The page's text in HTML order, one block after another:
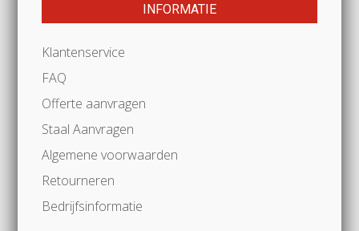
INFORMATIE
Klantenservice
FAQ
Offerte aanvragen
Staal Aanvragen
Algemene voorwaarden
Retourneren
Bedrijfsinformatie